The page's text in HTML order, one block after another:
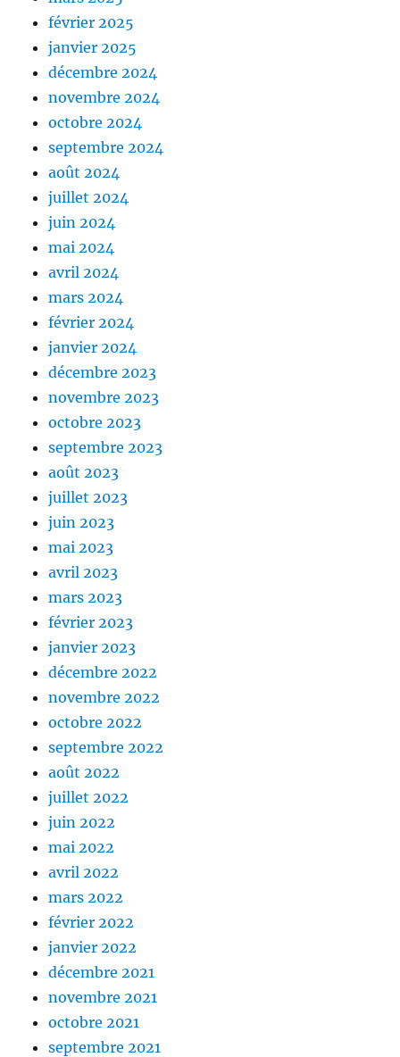
février 2025
janvier 2025
décembre 2024
novembre 2024
octobre 2024
septembre 2024
août 2024
juillet 2024
juin 2024
mai 2024
avril 2024
mars 2024
février 2024
janvier 2024
décembre 2023
novembre 2023
octobre 2023
septembre 2023
août 2023
juillet 2023
juin 2023
mai 2023
avril 2023
mars 2023
février 2023
janvier 2023
décembre 2022
novembre 2022
octobre 2022
septembre 2022
août 2022
juillet 2022
juin 2022
mai 2022
avril 2022
mars 2022
février 2022
janvier 2022
décembre 2021
novembre 2021
octobre 2021
septembre 2021